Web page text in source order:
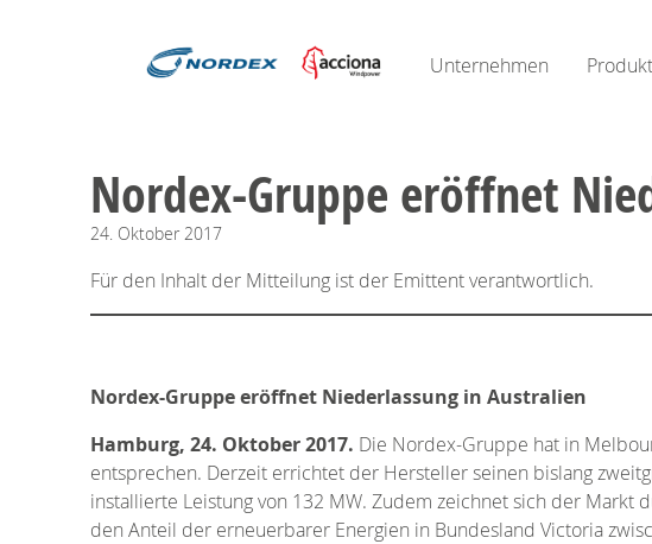
Unternehmen
Nordex-Gruppe eröffnet
24. Oktober 2017
Für den Inhalt der Mitteilung ist der Emittent verantwortlich.
Nordex-Gruppe eröffnet Niederlassung in Australien
Hamburg, 24. Oktober 2017. Die Nordex-Gruppe hat in
entsprechen. Derzeit errichtet der Hersteller seinen bislang
installierte Leistung von 132 MW. Zudem zeichnet sich der Markt
den Anteil der erneuerbarer Energien in Bundesland Victoria